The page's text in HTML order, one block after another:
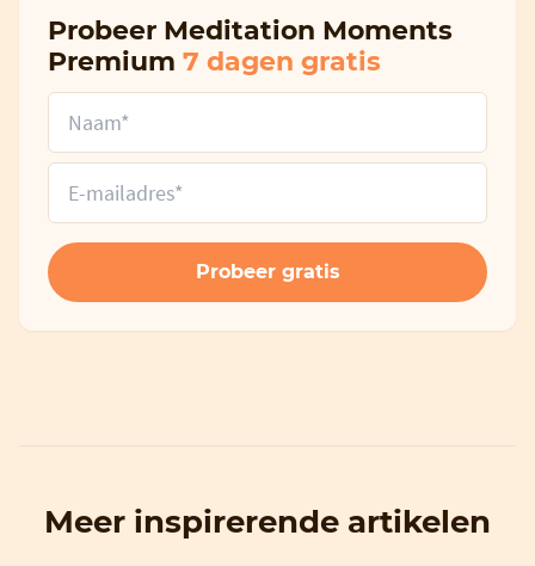
Probeer Meditation Moments
Premium 7 dagen gratis
Meer inspirerende artikelen